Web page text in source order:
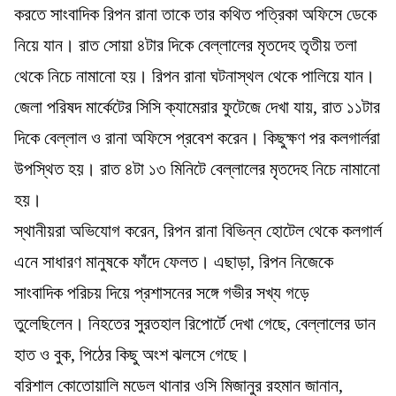
করতে সাংবাদিক রিপন রানা তাকে তার কথিত পত্রিকা অফিসে ডেকে
নিয়ে যান। রাত সোয়া ৪টার দিকে বেল্লালের মৃতদেহ তৃতীয় তলা
থেকে নিচে নামানো হয়। রিপন রানা ঘটনাস্থল থেকে পালিয়ে যান।
জেলা পরিষদ মার্কেটের সিসি ক্যামেরার ফুটেজে দেখা যায়, রাত ১১টার
দিকে বেল্লাল ও রানা অফিসে প্রবেশ করেন। কিছুক্ষণ পর কলগার্লরা
উপস্থিত হয়। রাত ৪টা ১৩ মিনিটে বেল্লালের মৃতদেহ নিচে নামানো
হয়।
স্থানীয়রা অভিযোগ করেন, রিপন রানা বিভিন্ন হোটেল থেকে কলগার্ল
এনে সাধারণ মানুষকে ফাঁদে ফেলত। এছাড়া, রিপন নিজেকে
সাংবাদিক পরিচয় দিয়ে প্রশাসনের সঙ্গে গভীর সখ্য গড়ে
তুলেছিলেন। নিহতের সুরতহাল রিপোর্টে দেখা গেছে, বেল্লালের ডান
হাত ও বুক, পিঠের কিছু অংশ ঝলসে গেছে।
বরিশাল কোতোয়ালি মডেল থানার ওসি মিজানুর রহমান জানান,